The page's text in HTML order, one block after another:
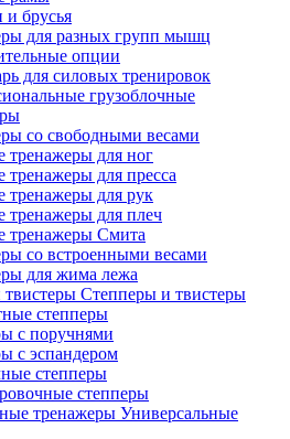
и брусья
для разных групп мышц
опции
для силовых тренировок
грузоблочные
со свободными весами
тренажеры для ног
тренажеры для пресса
тренажеры для рук
тренажеры для плеч
тренажеры Смита
со встроенными весами
для жима лежа
Степперы и твистеры
степперы
с поручнями
с эспандером
степперы
степперы
Универсальные